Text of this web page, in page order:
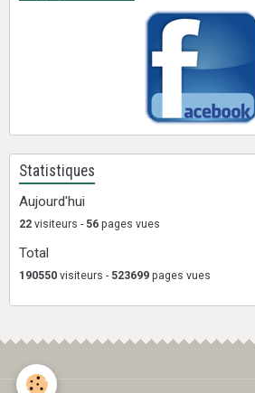
Statistiques
Aujourd'hui
22 visiteurs - 56 pages vues
Total
190550 visiteurs - 523699 pages vues